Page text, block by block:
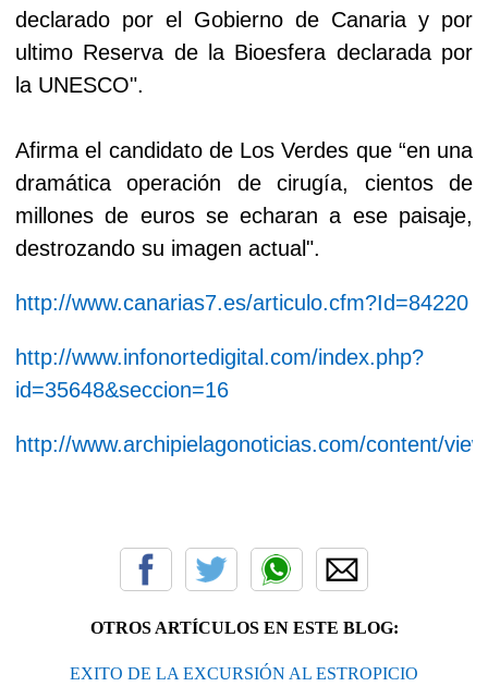
declarado por el Gobierno de Canaria y por
ultimo Reserva de la Bioesfera declarada por
la UNESCO".
Afirma el candidato de Los Verdes que “en una
dramática operación de cirugía, cientos de
millones de euros se echaran a ese paisaje,
destrozando su imagen actual".
http://www.canarias7.es/articulo.cfm?Id=84220
http://www.infonortedigital.com/index.php?
id=35648&seccion=16
http://www.archipielagonoticias.com/content/
OTROS ARTÍCULOS EN ESTE BLOG:
EXITO DE LA EXCURSIÓN AL ESTROPICIO